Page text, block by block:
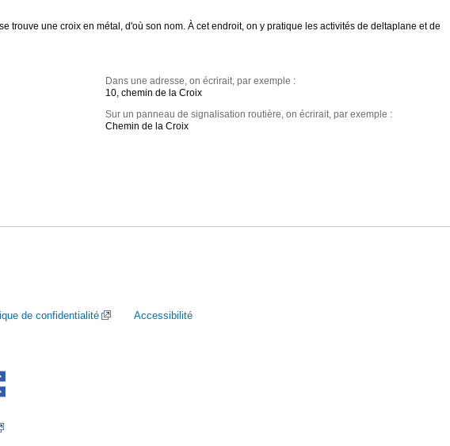
une croix en métal, d'où son nom. À cet endroit, on y pratique les activités de deltaplane et de
Dans une adresse, on écrirait, par exemple :
10, chemin de la Croix
Sur un panneau de signalisation routière, on écrirait, par exemple :
Chemin de la Croix
de confidentialité Accessibilité